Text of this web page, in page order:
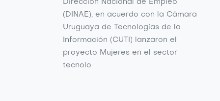
Dirección Nacional de Empleo
(DINAE), en acuerdo con la Cámara
Uruguaya de Tecnologías de la
Información (CUTI) lanzaron el
proyecto Mujeres en el sector
tecnolo